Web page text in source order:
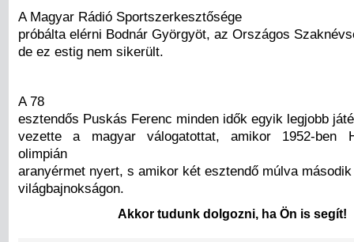
A Magyar Rádió Sportszerkesztősége
próbálta elérni Bodnár Györgyöt, az Országos
de ez estig nem sikerült.
A 78
esztendős Puskás Ferenc minden idők egyik legjobb
vezette a magyar válogatottat, amikor 1952-ben
olimpián
aranyérmet nyert, s amikor két esztendő múlva
világbajnokságon.
Akkor tudunk dolgozni, ha Ön is segít!